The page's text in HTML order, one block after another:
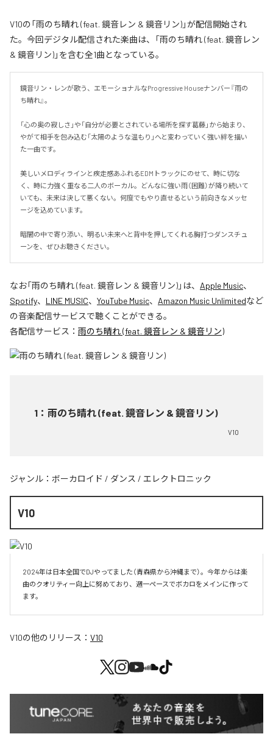
V10の「雨のち晴れ (feat. 鏡音レン & 鏡音リン)」が配信開始され
た。今回デジタル配信された楽曲は、「雨のち晴れ (feat. 鏡音レン
& 鏡音リン)」を含む全1曲となっている。
鏡音リン・レンが歌う、エモーショナルなProgressive Houseナンバー『雨の
ち晴れ』。
「心の奥の寂しさ」や「自分が必要とされている場所を探す葛藤」から始まり、
やがて相手を包み込む「太陽のような温もり」へと変わっていく強い絆を描い
た一曲です。
美しいメロディラインと疾走感あふれるEDMトラックにのせて、時に切な
く、時に力強く重なる二人のボーカル。どんなに強い雨（困難）が降り続いて
いても、未来は決して悪くない。何度でもやり直せるという前向きなメッセ
ージを込めています。
暗闇の中で寄り添い、明るい未来へと背中を押してくれる胸打つダンスチュ
ーンを、ぜひお聴きください。
なお「雨のち晴れ (feat. 鏡音レン & 鏡音リン)」は、 Apple Music、
Spotify、 LINE MUSIC、 YouTube Music、 Amazon Music Unlimitedなど
の音楽配信サービスで聴くことができる。
各配信サービス： 雨のち晴れ (feat. 鏡音レン & 鏡音リン)
1 ： 雨のち晴れ (feat. 鏡音レン & 鏡音リン)
V10
ジャンル： ボーカロイド / ダンス / エレクトロニック
V10
2024年は日本全国でDJやってました（青森県から沖縄まで）。今年からは楽
曲のクオリティー向上に努めており、週一ペースでボカロをメインに作って
V10の他のリリース： V10